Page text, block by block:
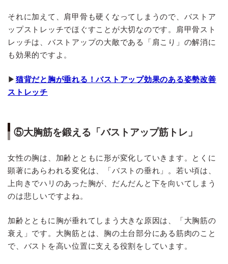
それに加えて、肩甲骨も硬くなってしまうので、バストア
ップストレッチでほぐすことが大切なのです。肩甲骨スト
レッチは、バストアップの大敵である「肩こり」の解消に
も効果的ですよ。
▶ 猫背だと胸が垂れる！バストアップ効果のある姿勢改善
ストレッチ
⑤大胸筋を鍛える「バストアップ筋トレ」
女性の胸は、加齢とともに形が変化していきます。とくに
顕著にあらわれる変化は、「バストの垂れ」。若い頃は、
上向きでハリのあった胸が、だんだんと下を向いてしまう
のは悲しいですよね。
加齢とともに胸が垂れてしまう大きな原因は、「大胸筋の
衰え」です。大胸筋とは、胸の土台部分にある筋肉のこと
で、バストを高い位置に支える役割をしています。